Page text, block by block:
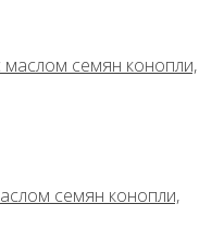
семян конопли,